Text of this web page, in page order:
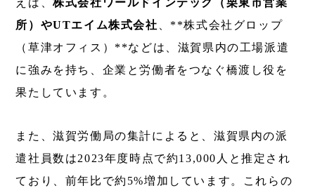
えば、株式会社ワールドインテック（栗東市営業
所） やUTエイム株式会社 、**株式会社グロップ
（草津オフィス）**などは、滋賀県内の工場派遣
に強みを持ち、企業と労働者をつなぐ橋渡し役を
果たしています。
また、滋賀労働局の集計によると、滋賀県内の派
遣社員数は2023年度時点で約13,000人と推定され
ており、前年比で約5%増加しています。これらの